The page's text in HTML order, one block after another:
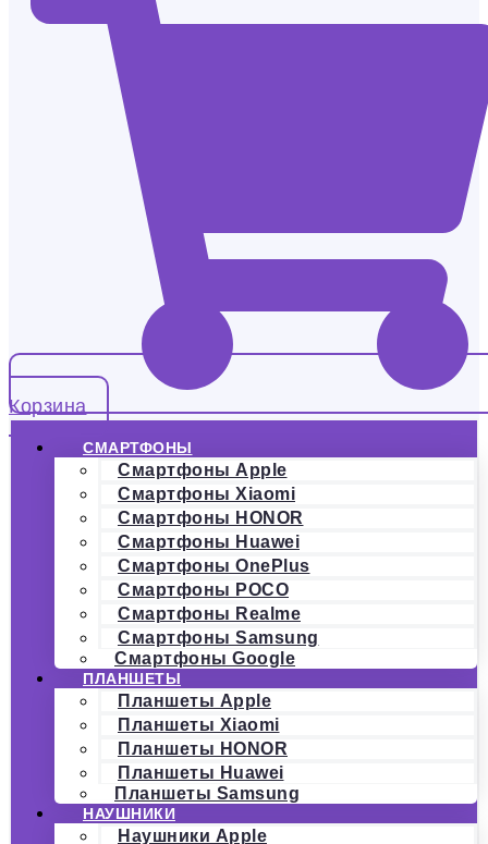
Корзина
СМАРТФОНЫ
Смартфоны Apple
Смартфоны Xiaomi
Смартфоны HONOR
Смартфоны Huawei
Смартфоны OnePlus
Смартфоны POCO
Смартфоны Realme
Смартфоны Samsung
Смартфоны Google
ПЛАНШЕТЫ
Планшеты Apple
Планшеты Xiaomi
Планшеты HONOR
Планшеты Huawei
Планшеты Samsung
НАУШНИКИ
Наушники Apple